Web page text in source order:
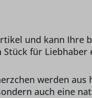
und kann Ihre
für
werden
auch eine